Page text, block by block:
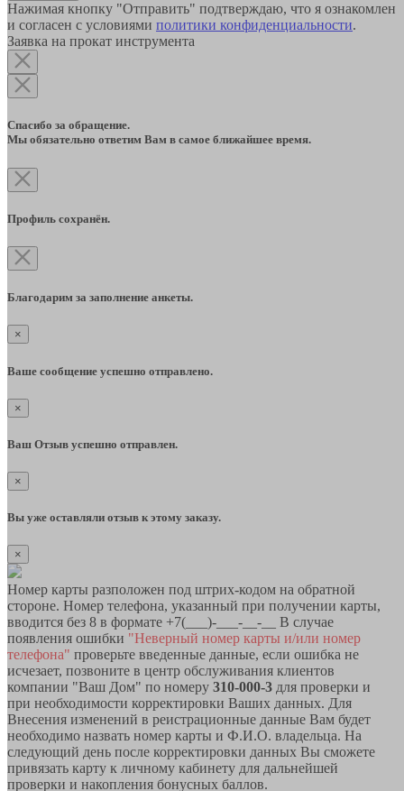
Нажимая кнопку "Отправить" подтверждаю, что я ознакомлен
и согласен с условиями политики конфиденциальности.
Заявка на прокат инструмента
Спасибо за обращение.
Мы обязательно ответим Вам в самое ближайшее время.
Профиль сохранён.
Благодарим за заполнение анкеты.
×
Ваше сообщение успешно отправлено.
×
Ваш Отзыв успешно отправлен.
×
Вы уже оставляли отзыв к этому заказу.
×
Номер карты разположен под штрих-кодом на обратной
стороне. Номер телефона, указанный при получении карты,
вводится без 8 в формате +7(___)-___-__-__ В случае
появления ошибки "Неверный номер карты и/или номер
телефона" проверьте введенные данные, если ошибка не
исчезает, позвоните в центр обслуживания клиентов
компании "Ваш Дом" по номеру 310-000-3 для проверки и
при необходимости корректировки Ваших данных. Для
Внесения изменений в реистрационные данные Вам будет
необходимо назвать номер карты и Ф.И.О. владельца. На
следующий день после корректировки данных Вы сможете
привязать карту к личному кабинету для дальнейшей
проверки и накопления бонусных баллов.